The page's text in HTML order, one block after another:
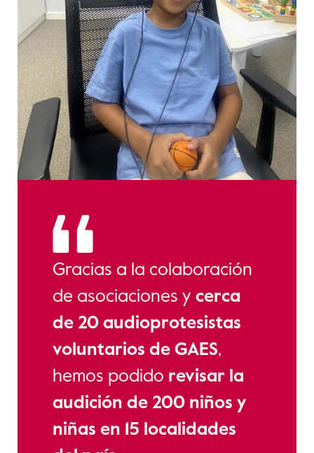
Gracias a la colaboración
de asociaciones y cerca
de 20 audioprotesistas
voluntarios de GAES,
hemos podido revisar la
audición de 200 niños y
niñas en 15 localidades